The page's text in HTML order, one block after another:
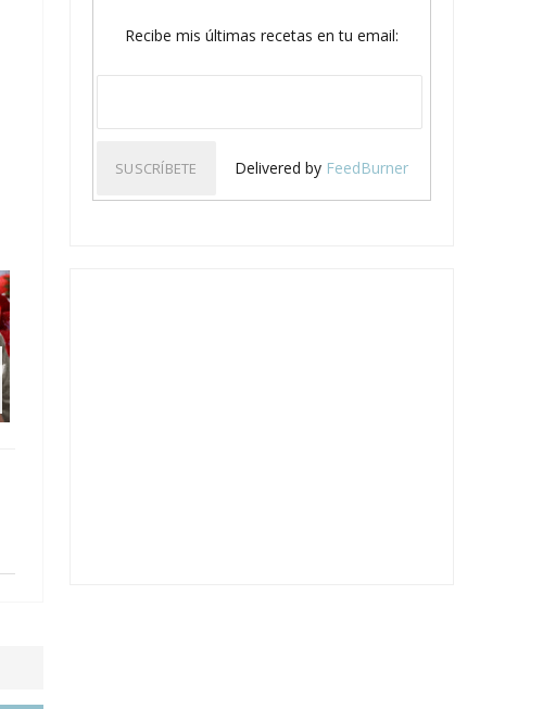
Recibe mis últimas recetas en tu email:
Delivered by FeedBurner